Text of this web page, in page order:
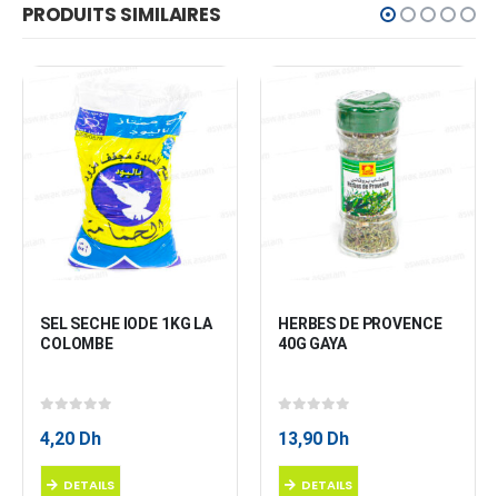
PRODUITS SIMILAIRES
SEL SECHE IODE 1KG LA
COLOMBE
4,20 Dh
DETAILS
HERBES DE PROVENCE
40G GAYA
13,90 Dh
DETAILS